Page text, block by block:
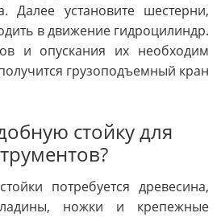
Далее установите шестерни,
в движение гидроцилиндр.
и опускания их необходим
грузоподъемный кран
стойку для
потребуется древесина,
ножки и крепежные